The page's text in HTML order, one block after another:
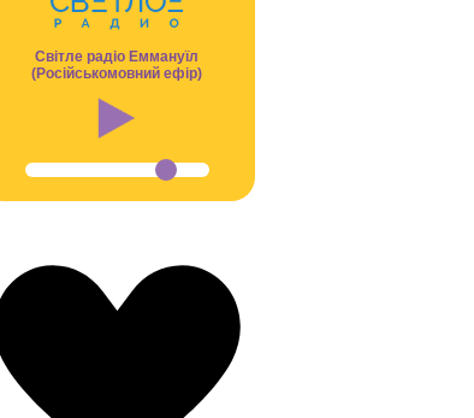
Світле радіо Еммануїл
(Російськомовний ефір)